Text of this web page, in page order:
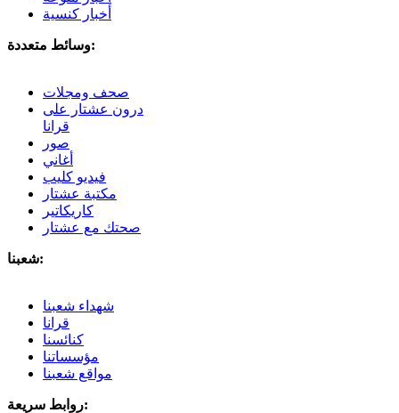
أخبار كنسية
وسائط متعددة:
صحف ومجلات
درون عشتار على
قرانا
صور
أغاني
فيديو كليب
مكتبة عشتار
كاريكاتير
صحتك مع عشتار
شعبنا:
شهداء شعبنا
قرانا
كنائسنا
مؤسساتنا
مواقع شعبنا
روابط سريعة: